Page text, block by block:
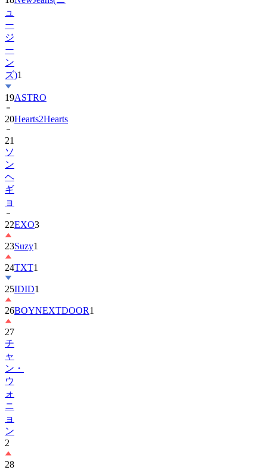
ュ
ー
ジ
ー
ン
ズ)1
19ASTRO
20Hearts2Hearts
21
ソ
ン
ヘ
ギ
ョ
22EXO3
23Suzy1
24TXT1
25IDID1
26BOYNEXTDOOR1
27
チ
ャ
ン・
ウ
ォ
ニ
ョ
ン
2
28